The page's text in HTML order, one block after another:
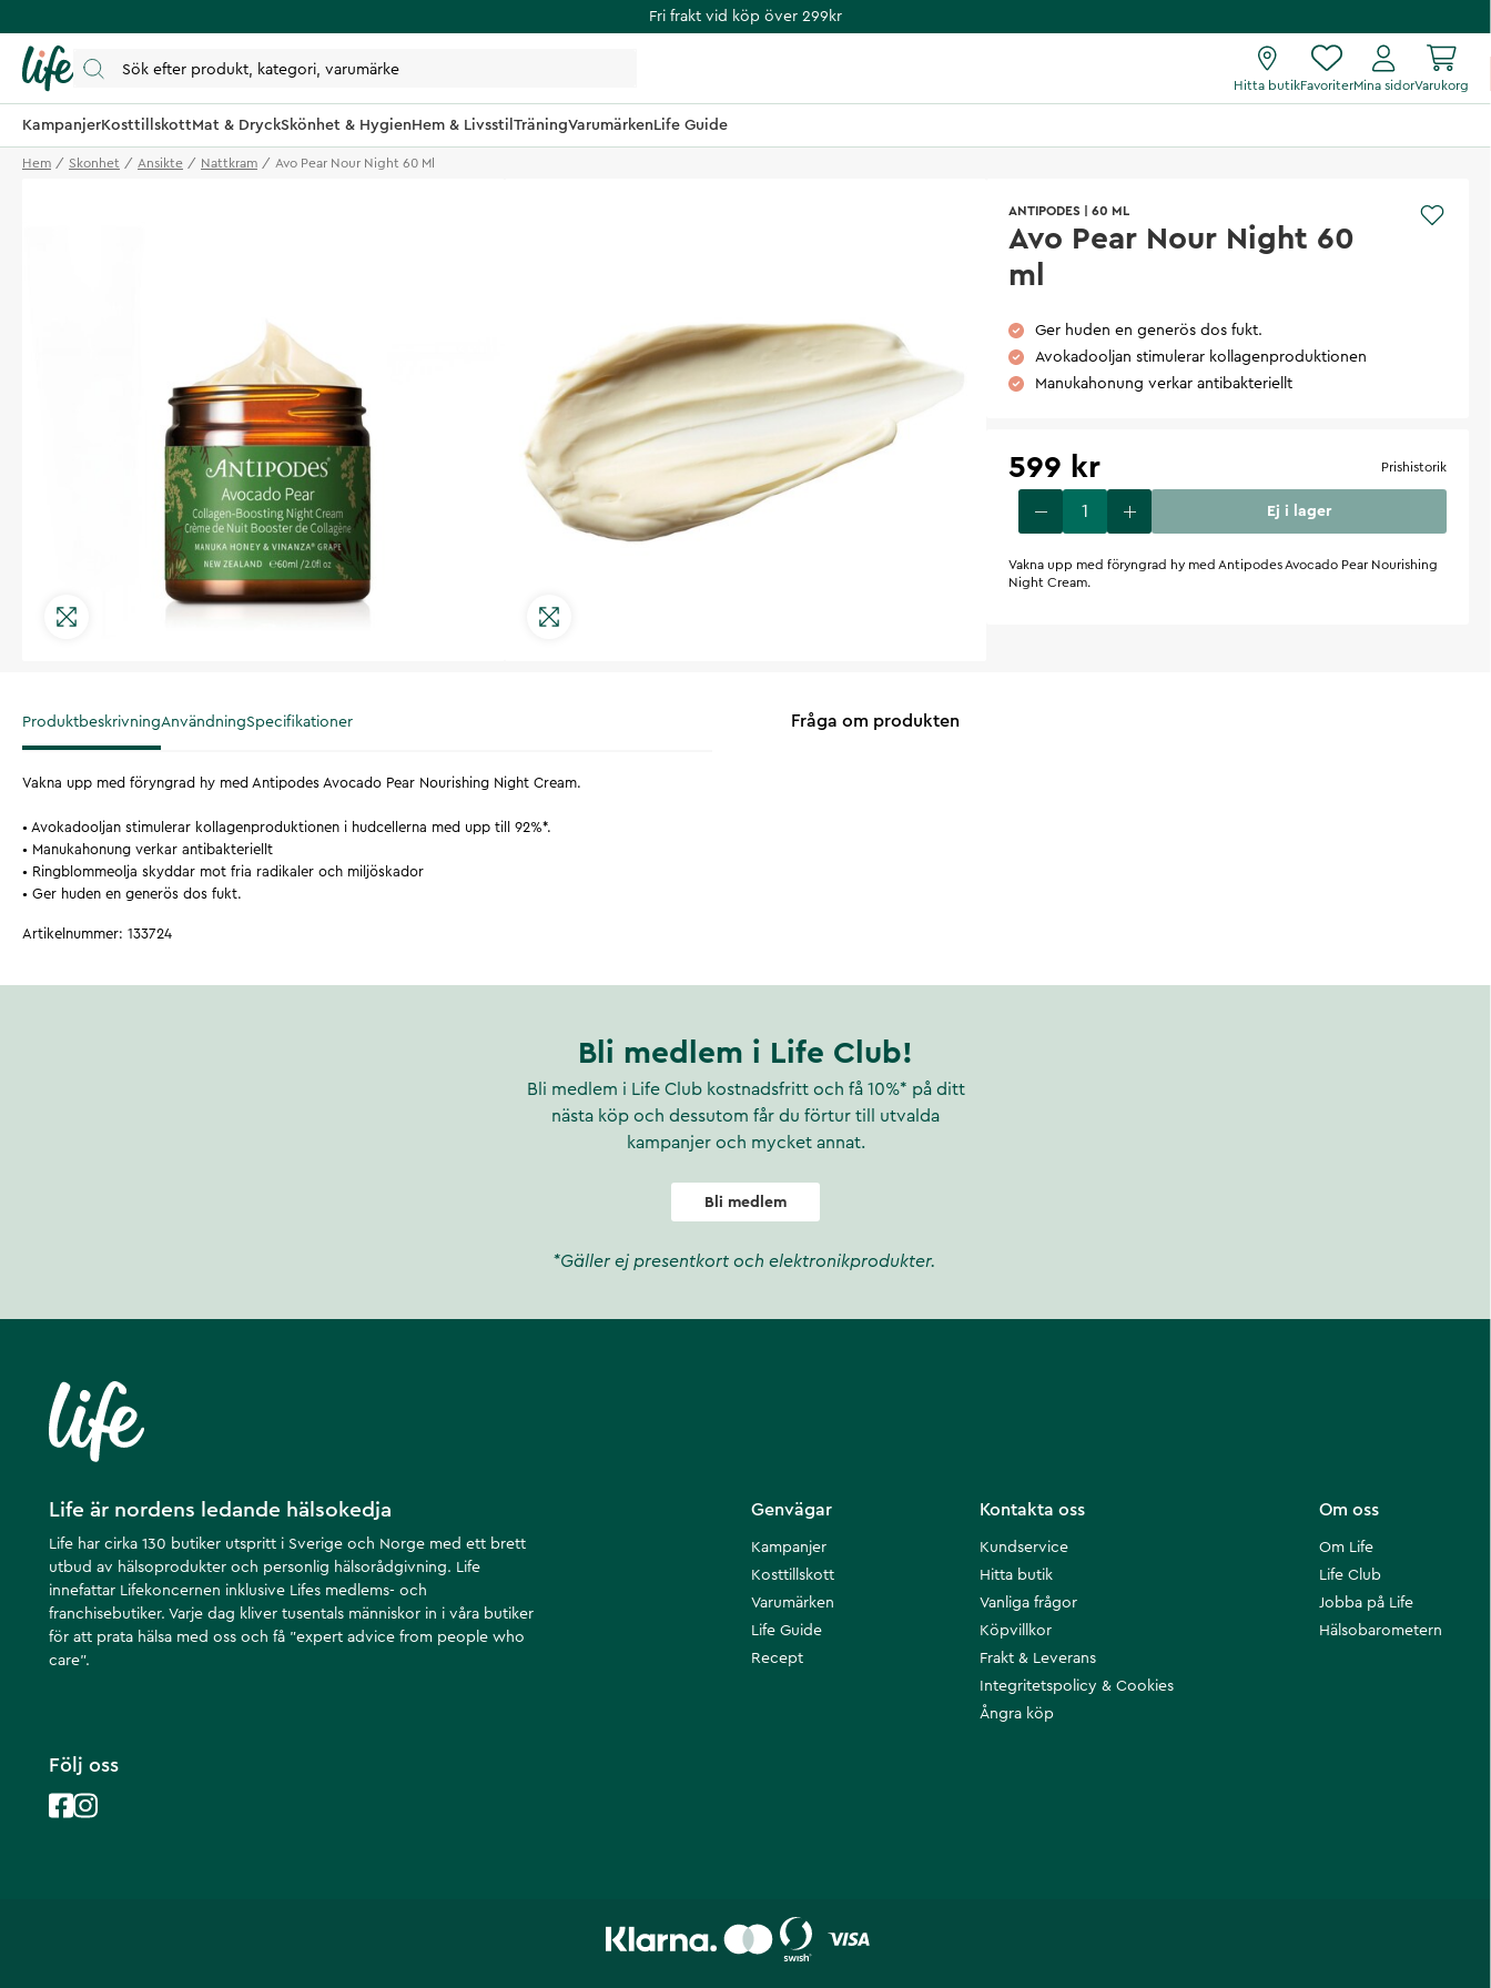
Fri frakt vid köp över 299kr
Hitta butikFavoriterMina sidorVarukorg
KampanjerKosttillskottMat & DryckSkönhet & HygienHem & Livsstil TräningVarumärkenLife Guide
Hem Skonhet Ansikte Nattkram Avo Pear Nour Night 60 Ml
ANTIPODES 60 ML
Avo Pear Nour Night 60
ml
Ger huden en generös dos fukt.
Avokadooljan stimulerar kollagenproduktionen
Manukahonung verkar antibakteriellt
599 kr Prishistorik
Ej i lager
Vakna upp med föryngrad hy med Antipodes Avocado Pear Nourishing
Night Cream.
ProduktbeskrivningAnvändningSpecifikationer
Vakna upp med föryngrad hy med Antipodes Avocado Pear Nourishing Night Cream.
• Avokadooljan stimulerar kollagenproduktionen i hudcellerna med upp till 92%*.
• Manukahonung verkar antibakteriellt
• Ringblommeolja skyddar mot fria radikaler och miljöskador
• Ger huden en generös dos fukt.
Artikelnummer: 133724
Fråga om produkten
Bli medlem i Life Club!
Bli medlem i Life Club kostnadsfritt och få 10%* på ditt
nästa köp och dessutom får du förtur till utvalda
kampanjer och mycket annat.
Bli medlem
*Gäller ej presentkort och elektronikprodukter.
Life är nordens ledande hälsokedja
Life har cirka 130 butiker utspritt i Sverige och Norge med ett brett
utbud av hälsoprodukter och personlig hälsorådgivning. Life
innefattar Lifekoncernen inklusive Lifes medlems- och
franchisebutiker. Varje dag kliver tusentals människor in i våra butiker
för att prata hälsa med oss och få ”expert advice from people who
care”.
Om oss
Om Life
Life Club
Jobba på Life
Hälsobarometern
Kontakta oss
Kundservice
Hitta butik
Vanliga frågor
Köpvillkor
Frakt & Leverans
Integritetspolicy & Cookies
Ångra köp
Genvägar
Kampanjer
Kosttillskott
Varumärken
Life Guide
Recept
Följ oss